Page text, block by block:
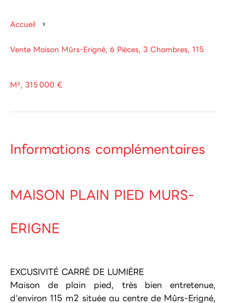
Accueil
Vente Maison Mûrs-Erigné, 6 Pièces, 3 Chambres, 115
M², 315 000 €
Informations complémentaires
MAISON PLAIN PIED MURS-
ERIGNE
EXCUSIVITÉ CARRÉ DE LUMIÈRE
Maison de plain pied, très bien entretenue,
d'environ 115 m2 située au centre de Mûrs-Erigné,